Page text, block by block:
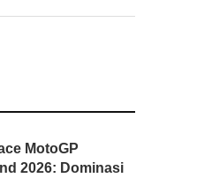
MotoGP
2026: Dominasi